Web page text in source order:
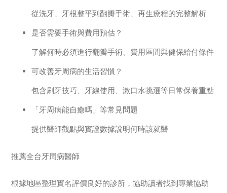
從洗牙、牙根整平到翻瓣手術、再生療程的完整解析
是否需要手術與費用預估？
了解何時必須進行翻瓣手術、費用區間與健保給付條件
可改善牙周病的生活習慣？
包含刷牙技巧、牙線使用、漱口水挑選等日常保養重點
「牙周病能自癒嗎」等常見問題
提供醫師觀點與實證數據說明何時該就醫
推薦全台牙周病醫師
根據地區整理實名評價良好的診所，協助讀者找到專業協助